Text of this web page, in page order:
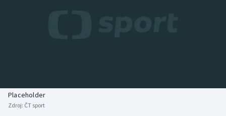
Biatlon
Aplikace ČT sport
Placeholder
Zdroj: ČT sport